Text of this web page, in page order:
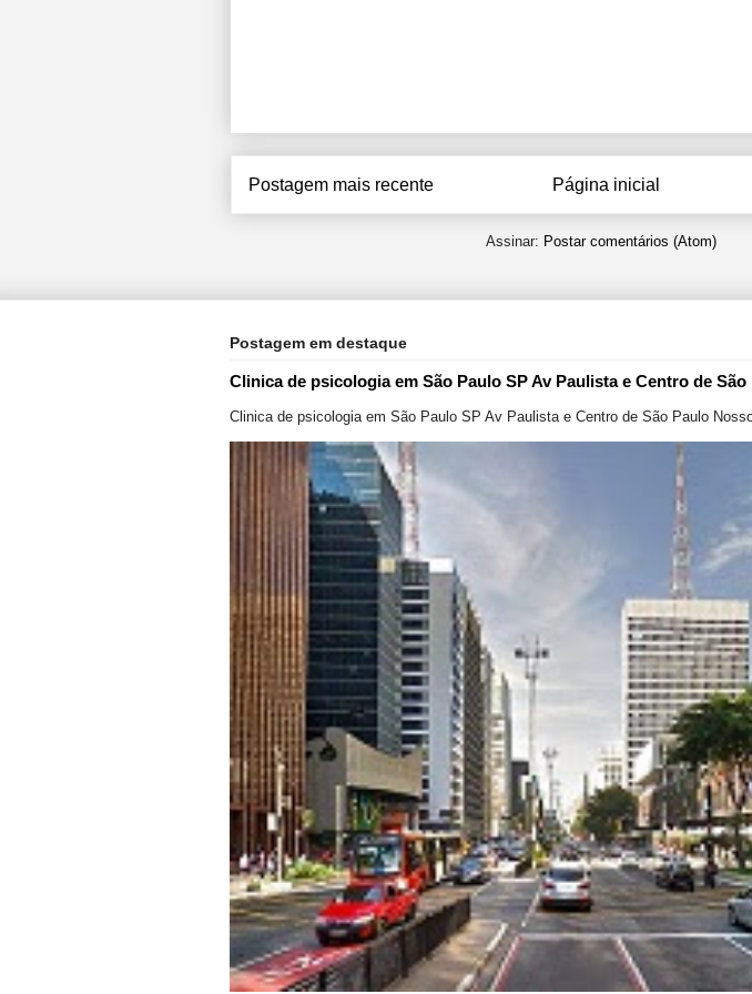
Postagem mais recente Página inicial
Assinar: Postar comentários (Atom)
Postagem em destaque
Clinica de psicologia em São Paulo SP Av Paulista e Centro de São
Clinica de psicologia em São Paulo SP Av Paulista e Centro de São Paulo